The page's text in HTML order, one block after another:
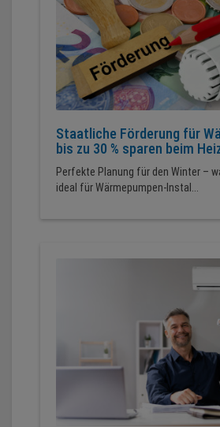
Staatliche Förderung für
bis zu 30 % sparen beim
Perfekte Planung für den Winter –
ideal für Wärmepumpen-Instal...